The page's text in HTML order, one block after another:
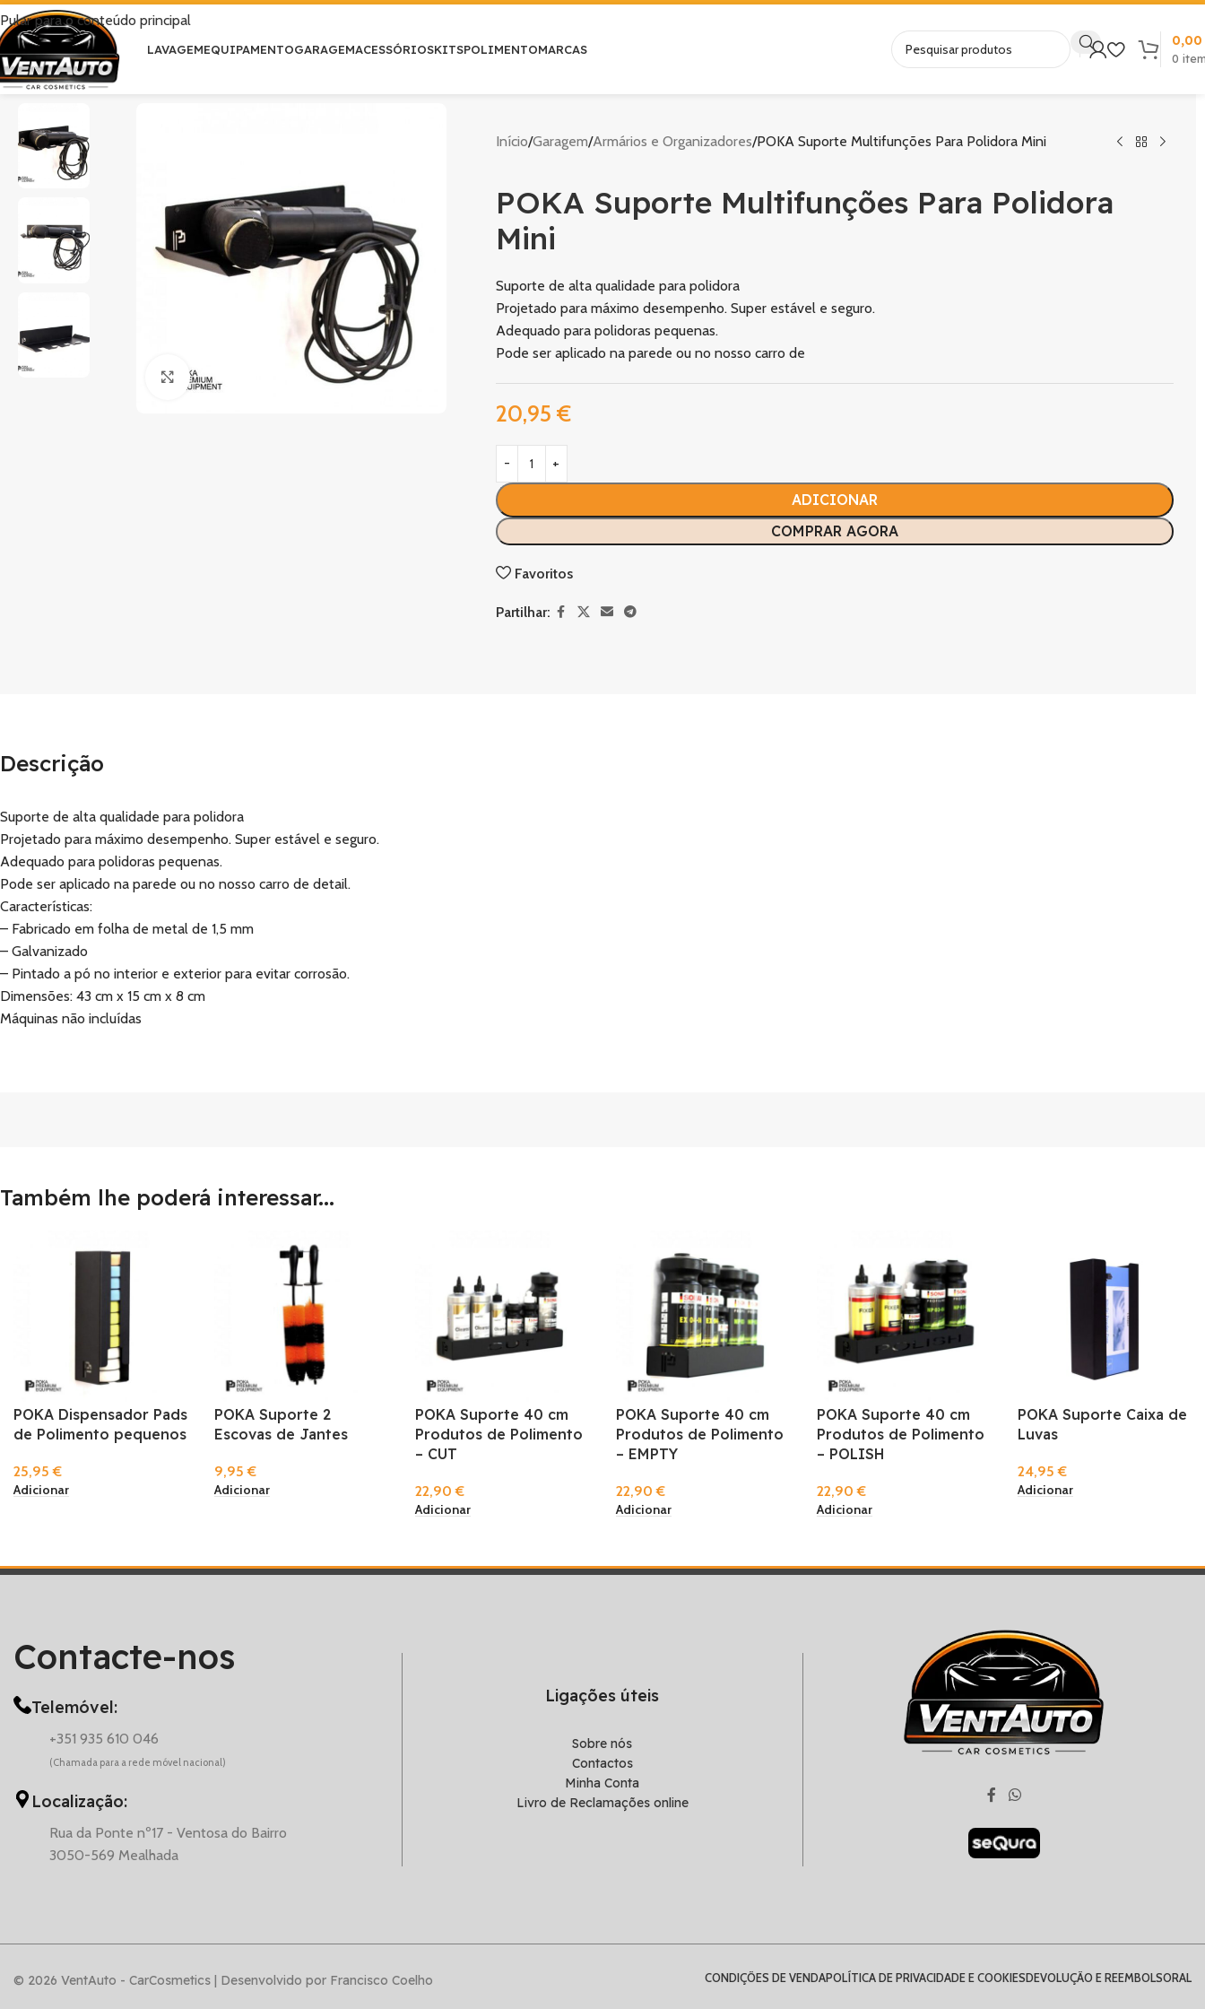
Pular para o conteúdo principal
LAVAGEMEQUIPAMENTOGARAGEMACESSÓRIOSKITSPOLIMENTOMARCAS
0
0,00
Clique para ampliar
Início Garagem Armários e Organizadores POKA Suporte Multifunções Para Polidora Mini
POKA Suporte Multifunções Para Polidora
Mini
Suporte de alta qualidade para polidora
Projetado para máximo desempenho. Super estável e seguro.
Adequado para polidoras pequenas.
Pode ser aplicado na parede ou no nosso carro de
20,95 €
ADICIONAR
COMPRAR AGORA
Favoritos
Partilhar:
Descrição
Suporte de alta qualidade para polidora
Projetado para máximo desempenho. Super estável e seguro.
Adequado para polidoras pequenas.
Pode ser aplicado na parede ou no nosso carro de detail.
Características:
– Fabricado em folha de metal de 1,5 mm
– Galvanizado
– Pintado a pó no interior e exterior para evitar corrosão.
Dimensões: 43 cm x 15 cm x 8 cm
Máquinas não incluídas
Também lhe poderá interessar...
POKA Dispensador Pads
de Polimento pequenos
25,95€
Adicionar
POKA Suporte 2
Escovas de Jantes
9,95€
Adicionar
POKA Suporte 40 cm
Produtos de Polimento
– CUT
22,90€
Adicionar
POKA Suporte 40 cm
Produtos de Polimento
– EMPTY
22,90€
Adicionar
POKA Suporte 40 cm
Produtos de Polimento
– POLISH
22,90€
Adicionar
POKA Suporte Caixa de
Luvas
24,95€
Adicionar
Contacte-nos
Telemóvel:
+351 935 610 046
(Chamada para a rede móvel nacional)
Localização:
Rua da Ponte nº17 - Ventosa do Bairro
3050-569 Mealhada
Ligações úteis
Sobre nós
Contactos
Minha Conta
Livro de Reclamações online
© 2026 VentAuto - CarCosmetics | Desenvolvido por Francisco Coelho CONDIÇÕES DE VENDAPOLÍTICA DE PRIVACIDADE E COOKIESDEVOLUÇÃO E REEMBOLSORAL